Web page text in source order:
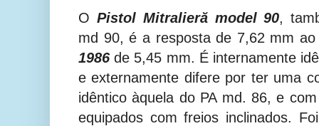
O Pistol Mitralieră model90,
md 90, é a resposta de 7,62 mm
1986 de 5,45 mm. É internamente
e externamente difere por ter uma
idêntico àquela do PA md. 86, e
equipados com freios inclinados.